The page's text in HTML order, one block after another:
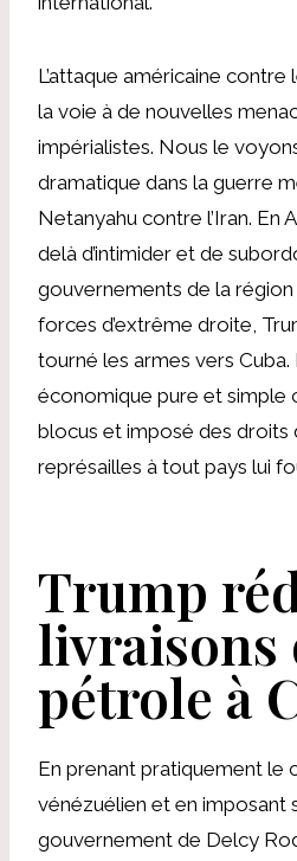
L’attaque américaine
la voie à de nouvelles
impérialistes. Nous le
dramatique dans la guerre
Netanyahu contre l’Iran. En
delà d’intimider et de
gouvernements de la région
forces d’extrême droite,
tourné les armes vers Cuba.
économique pure et simple
blocus et imposé des droits
représailles à tout pays lui
Trump
livraisons
pétrole à
En prenant pratiquement le
vénézuélien et en imposant
gouvernement de Delcy